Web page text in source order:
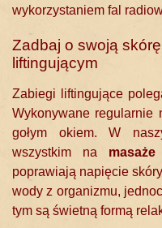
wykorzystaniem fal
Zadbaj o swoją
liftingującym
Zabiegi liftingujące
Wykonywane regularnie
gołym okiem. W
wszystkim na masaże
poprawiają napięcie
wody z organizmu,
tym są świetną formą